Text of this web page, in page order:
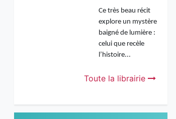
Ce très beau récit
explore un mystère
baigné de lumière :
celui que recèle
l’histoire...
Toute la librairie